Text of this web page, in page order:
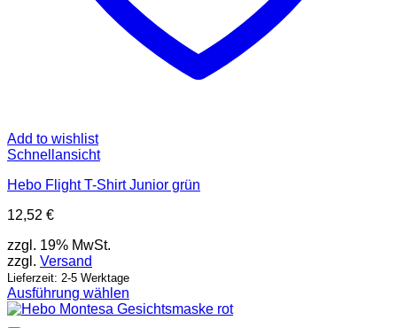
Add to wishlist
Schnellansicht
Hebo Flight T-Shirt Junior grün
12,52 €
zzgl. 19% MwSt.
zzgl. Versand
Lieferzeit: 2-5 Werktage
Ausführung wählen
Dieses
Produkt